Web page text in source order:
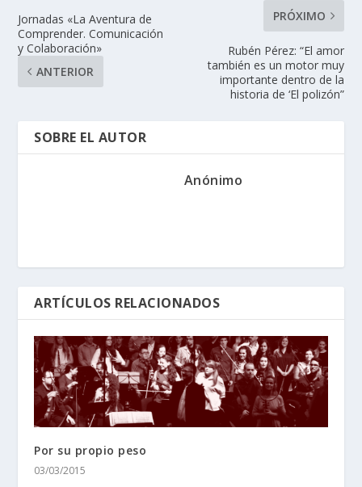
Jornadas «La Aventura de
Comprender. Comunicación
y Colaboración»
ANTERIOR
PRÓXIMO
Rubén Pérez: “El amor
también es un motor muy
importante dentro de la
historia de ‘El polizón”
SOBRE EL AUTOR
Anónimo
ARTÍCULOS RELACIONADOS
Por su propio peso
03/03/2015